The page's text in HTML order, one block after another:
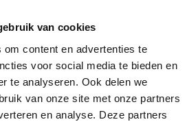
van cookies
om content en advertenties te
voor social media te bieden en
te analyseren. Ook delen we
van onze site met onze partners
en analyse. Deze partners
i kiedy był Spotter?
push
powiadomienia prosto na